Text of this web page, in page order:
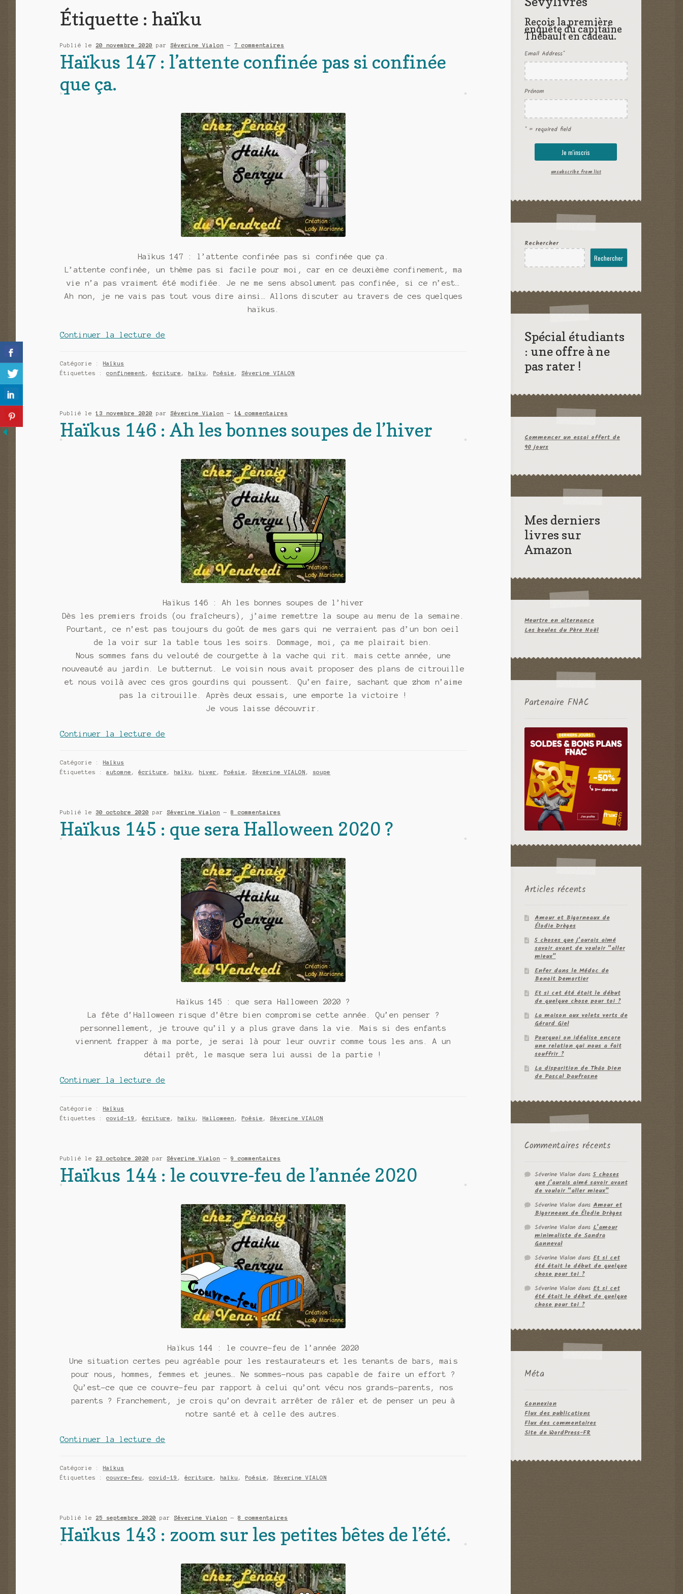
Étiquette :haïku
Publié le 20 novembre 2020 parSéverine Vialon —7 commentaires
Haïkus 147 : l’attente confinée pas si confinée
que ça.
Haïkus 147 : l’attente confinée pas si confinée que ça.
L’attente confinée, un thème pas si facile pour moi, car en ce deuxième confinement, ma
vie n’a pas vraiment été modifiée. Je ne me sens absolument pas confinée, si ce n’est…
Ah non, je ne vais pas tout vous dire ainsi… Allons discuter au travers de ces quelques
haïkus.
Continuer la lecture de
l’attente
si
confinée
Catégorie :Haïkus
Étiquettes :confinement ,écriture ,haïku ,Poésie ,Séverine VIALON
Publié le13 novembre 2020 parSéverine Vialon —14 commentaires
Haïkus 146 : Ah les bonnes soupes de l’hiver
Haïkus 146 : Ah les bonnes soupes de l’hiver
Dès les premiers froids (ou fraîcheurs), j’aime remettre la soupe au menu de la semaine.
Pourtant, ce n’est pas toujours du goût de mes gars qui ne verraient pas d’un bon oeil
de la voir sur la table tous les soirs. Dommage, moi, ça me plairait bien.
Nous sommes fans du velouté de courgette à la vache qui rit. mais cette année, une
nouveauté au jardin. Le butternut. Le voisin nous avait proposer des plans de citrouille
et nous voilà avec ces gros gourdins qui poussent. Qu’en faire, sachant que zhom n’aime
pas la citrouille. Après deux essais, une emporte la victoire !
Je vous laisse découvrir.
Continuer la lecture de
Ah
soupes
de
l’hiver
Catégorie :Haïkus
Étiquettes :automne ,écriture ,haïku ,hiver ,Poésie ,Séverine VIALON , soupe
Publié le30 octobre 2020 parSéverine Vialon —8 commentaires
Haïkus 145 : que sera Halloween 2020 ?
Haïkus 145 : que sera Halloween 2020 ?
La fête d’Halloween risque d’être bien compromise cette année. Qu’en penser ?
personnellement, je trouve qu’il y a plus grave dans la vie. Mais si des enfants
viennent frapper à ma porte, je serai là pour leur ouvrir comme tous les ans. A un
détail prêt, le masque sera lui aussi de la partie !
Continuer la lecture de
que
2020
Catégorie :Haïkus
Étiquettes :covid-19 ,écriture ,haïku ,Halloween ,Poésie ,Séverine VIALON
Publié le 23 octobre 2020 parSéverine Vialon —9 commentaires
Haïkus 144 : le couvre-feu de l’année 2020
Haïkus 144 : le couvre-feu de l’année 2020
Une situation certes peu agréable pour les restaurateurs et les tenants de bars, mais
pour nous, hommes, femmes et jeunes… Ne sommes-nous pas capable de faire un effort ?
Qu’est-ce que ce couvre-feu par rapport à celui qu’ont vécu nos grands-parents, nos
parents ? Franchement, je crois qu’on devrait arrêter de râler et de penser un peu à
notre santé et à celle des autres.
Continuer la lecture de
le
de
l’année
Catégorie :Haïkus
Étiquettes :couvre-feu ,covid-19 ,écriture ,haïku ,Poésie ,Séverine VIALON
Publié le 25 septembre 2020 parSéverine Vialon —8 commentaires
Haïkus 143 : zoom sur les petites bêtes de l’été.
Reçois la première
enquête du capitaine
Thébault en cadeau.
Email Address*
Prénom
* = required field
unsubscribe from list
Rechercher
Rechercher
Spécial étudiants
: une offre à ne
pas rater !
Commencer un essai offert de
90 jours
Mes derniers
livres sur
Amazon
Meurtre en alternance
Les boules du Père Noël
Partenaire FNAC
Articles récents
Amour et Bigorneaux de
Élodie Drèges
5 choses que j’aurais aimé
savoir avant de vouloir “aller
mieux”
Enfer dans le Médoc de
Benoit Demortier
Et si cet été était le début
de quelque chose pour toi ?
La maison aux volets verts de
Gérard Giel
Pourquoi on idéalise encore
une relation qui nous a fait
souffrir ?
La disparition de Thâo Dien
de Pascal Daufrasne
Commentaires récents
Séverine Vialondans5 choses
que j’aurais aimé savoir avant
de vouloir “aller mieux”
Séverine VialondansAmour et
Bigorneaux de Élodie Drèges
Séverine VialondansL’amour
minimaliste de Sandra
Ganneval
Séverine VialondansEt si cet
été était le début de quelque
chose pour toi ?
Séverine VialondansEt si cet
été était le début de quelque
chose pour toi ?
Méta
Connexion
Flux des publications
Flux des commentaires
Site de WordPress-FR